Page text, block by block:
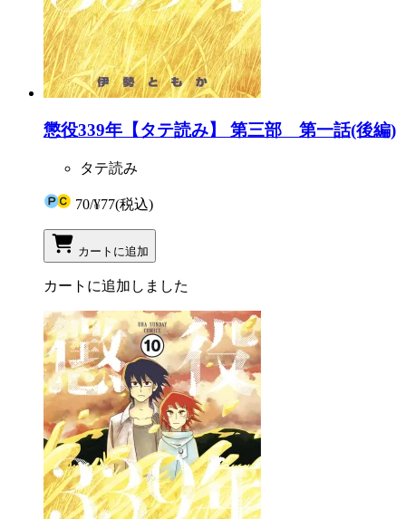
懲役339年【タテ読み】 第三部 第一話(後編)
タテ読み
70/¥77(税込)
カートに追加
カートに追加しました